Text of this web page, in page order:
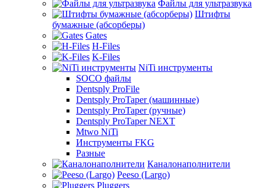
Файлы для ультразвука
Штифты
бумажные (абсорберы)
Gates
H-Files
K-Files
NiTi инструменты
SOCO файлы
Dentsply ProFile
Dentsply ProTaper (машинные)
Dentsply ProTaper (ручные)
Dentsply ProTaper NEXT
Mtwo NiTi
Инструменты FKG
Разные
Каналонаполнители
Peeso (Largo)
Pluggers